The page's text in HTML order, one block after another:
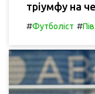
тріумфу на
#Футболіст #